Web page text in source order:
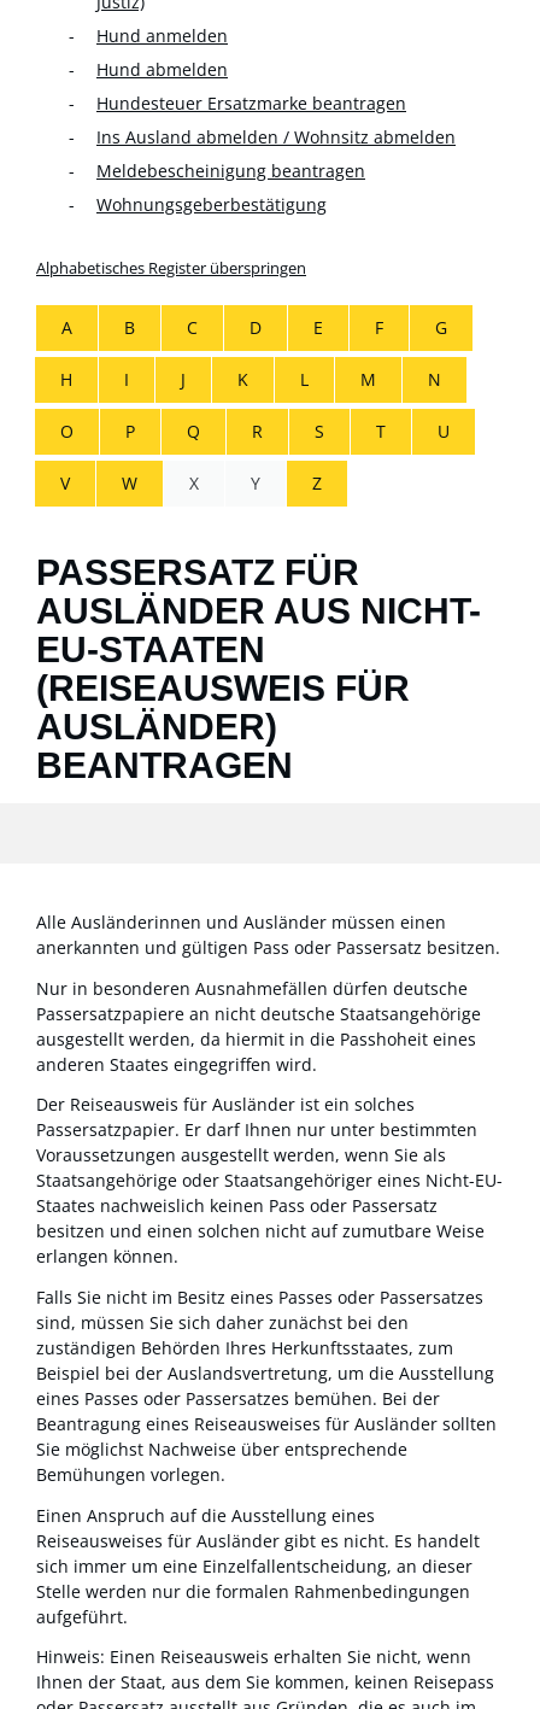
Hund anmelden
Hund abmelden
Hundesteuer Ersatzmarke beantragen
Ins Ausland abmelden / Wohnsitz abmelden
Meldebescheinigung beantragen
Wohnungsgeberbestätigung
Alphabetisches Register überspringen
A B C D E F G
H I J K L M N
O P Q R S T U
V W X Y Z
PASSERSATZ FÜR
AUSLÄNDER AUS NICHT-
EU-STAATEN
(REISEAUSWEIS FÜR
AUSLÄNDER)
BEANTRAGEN
Alle Ausländerinnen und Ausländer müssen einen
anerkannten und gültigen Pass oder Passersatz besitzen.
Nur in besonderen Ausnahmefällen dürfen deutsche
Passersatzpapiere an nicht deutsche Staatsangehörige
ausgestellt werden, da hiermit in die Passhoheit eines
anderen Staates eingegriffen wird.
Der Reiseausweis für Ausländer ist ein solches
Passersatzpapier. Er darf Ihnen nur unter bestimmten
Voraussetzungen ausgestellt werden, wenn Sie als
Staatsangehörige oder Staatsangehöriger eines Nicht-EU-
Staates nachweislich keinen Pass oder Passersatz
besitzen und einen solchen nicht auf zumutbare Weise
erlangen können.
Falls Sie nicht im Besitz eines Passes oder Passersatzes
sind, müssen Sie sich daher zunächst bei den
zuständigen Behörden Ihres Herkunftsstaates, zum
Beispiel bei der Auslandsvertretung, um die Ausstellung
eines Passes oder Passersatzes bemühen. Bei der
Beantragung eines Reiseausweises für Ausländer sollten
Sie möglichst Nachweise über entsprechende
Bemühungen vorlegen.
Einen Anspruch auf die Ausstellung eines
Reiseausweises für Ausländer gibt es nicht. Es handelt
sich immer um eine Einzelfallentscheidung, an dieser
Stelle werden nur die formalen Rahmenbedingungen
aufgeführt.
Hinweis: Einen Reiseausweis erhalten Sie nicht, wenn
Ihnen der Staat, aus dem Sie kommen, keinen Reisepass